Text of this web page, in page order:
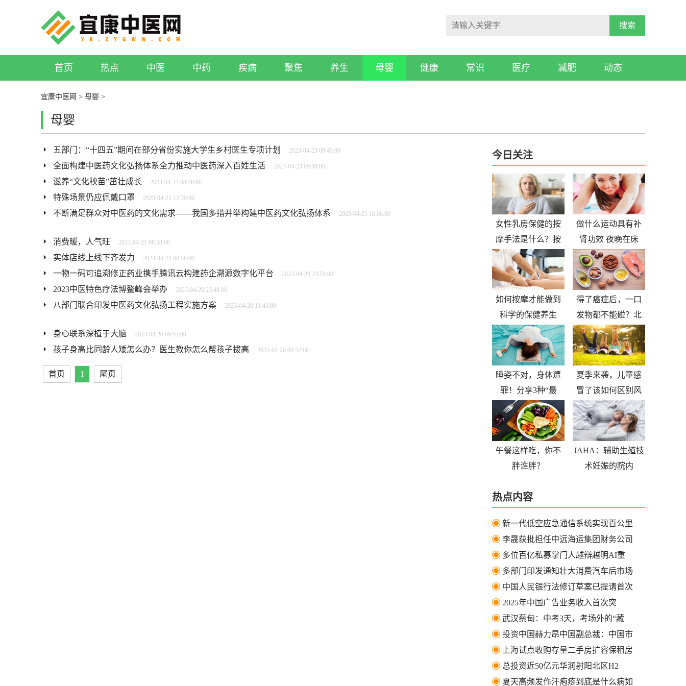
搜索
首页 热点 中医 中药 疾病 聚焦 养生 母婴 健康 常识 医疗 减肥 动态
宜康中医网 > 母婴 >
母婴
五部门：“十四五”期间在部分省份实施大学生乡村医生专项计划 2023-04-23 09:49:00
全面构建中医药文化弘扬体系全力推动中医药深入百姓生活 2023-04-23 09:48:00
滋养“文化秧苗”茁壮成长 2023-04-23 08:48:00
特殊场景仍应佩戴口罩 2023-04-21 12:30:00
不断满足群众对中医药的文化需求——我国多措并举构建中医药文化弘扬体系 2023-04-21 10:06:00
消费暖，人气旺 2023-04-21 08:58:00
实体店线上线下齐发力 2023-04-21 08:58:00
一物一码可追溯修正药业携手腾讯云构建药企溯源数字化平台 2023-04-20 23:51:00
2023中医特色疗法博鳌峰会举办 2023-04-20 23:48:00
八部门联合印发中医药文化弘扬工程实施方案 2023-04-20 11:43:00
身心联系深植于大脑 2023-04-20 09:52:00
孩子身高比同龄人矮怎么办？医生教你怎么帮孩子拔高 2023-04-20 09:52:00
首页 1 尾页
今日关注
女性乳房保健的按
摩手法是什么？按
做什么运动具有补
肾功效 夜晚在床
如何按摩才能做到
科学的保健养生
得了癌症后，一口
发物都不能碰？北
睡姿不对，身体遭
罪！分享3种“最
夏季来袭，儿童感
冒了该如何区别风
午餐这样吃，你不
胖谁胖？
JAHA：辅助生殖技
术妊娠的院内
热点内容
新一代低空应急通信系统实现百公里
李晟获批担任中远海运集团财务公司
多位百亿私募掌门人越辩越明AI重
多部门印发通知壮大消费汽车后市场
中国人民银行法修订草案已提请首次
2025年中国广告业务收入首次突
武汉蔡甸：中考3天，考场外的“藏
投资中国赫力昂中国副总裁：中国市
上海试点收购存量二手房扩容保租房
总投资近50亿元华润射阳北区H2
夏天高频发作汗疱疹到底是什么病如